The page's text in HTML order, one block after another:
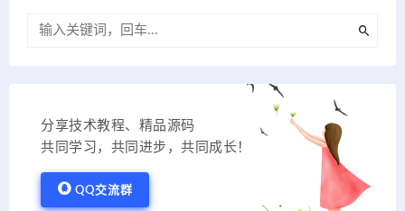
分享技术教程、精品源码
共同学习，共同进步，共同成长！
QQ交流群